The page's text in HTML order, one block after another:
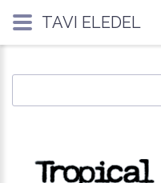
TAVI ELEDEL